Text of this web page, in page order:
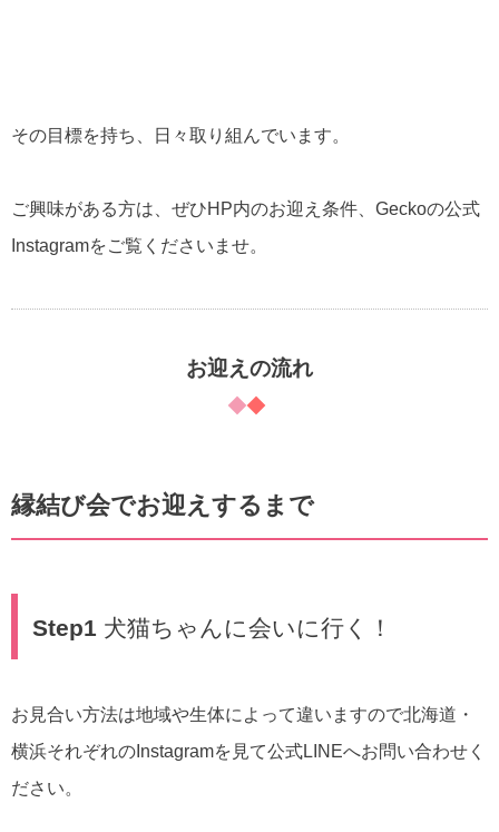
その目標を持ち、日々取り組んでいます。
ご興味がある方は、ぜひHP内のお迎え条件、Geckoの公式
Instagramをご覧くださいませ。
お迎えの流れ
縁結び会でお迎えするまで
Step1 犬猫ちゃんに会いに行く！
お見合い方法は地域や生体によって違いますので北海道・
横浜それぞれのInstagramを見て公式LINEへお問い合わせく
ださい。